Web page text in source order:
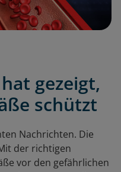
gezeigt,
schützt
Nachrichten. Die
der richtigen
vor den gefährlichen